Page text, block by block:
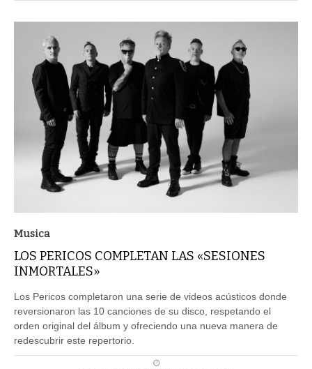
Musica
LOS PERICOS COMPLETAN LAS «SESIONES
INMORTALES»
Los Pericos completaron una serie de videos acústicos donde
reversionaron las 10 canciones de su disco, respetando el
orden original del álbum y ofreciendo una nueva manera de
redescubrir este repertorio.